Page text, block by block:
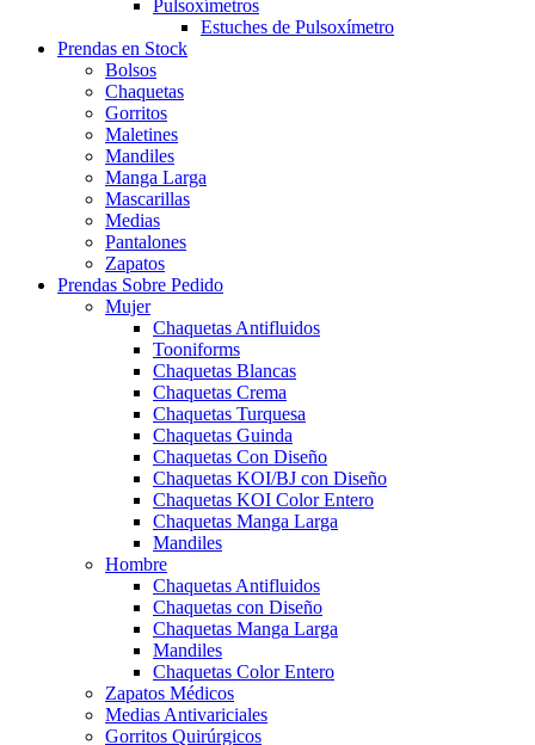
Pulsoxímetros
Estuches de Pulsoxímetro
Prendas en Stock
Bolsos
Chaquetas
Gorritos
Maletines
Mandiles
Manga Larga
Mascarillas
Medias
Pantalones
Zapatos
Prendas Sobre Pedido
Mujer
Chaquetas Antifluidos
Tooniforms
Chaquetas Blancas
Chaquetas Crema
Chaquetas Turquesa
Chaquetas Guinda
Chaquetas Con Diseño
Chaquetas KOI/BJ con Diseño
Chaquetas KOI Color Entero
Chaquetas Manga Larga
Mandiles
Hombre
Chaquetas Antifluidos
Chaquetas con Diseño
Chaquetas Manga Larga
Mandiles
Chaquetas Color Entero
Zapatos Médicos
Medias Antivariciales
Gorritos Quirúrgicos